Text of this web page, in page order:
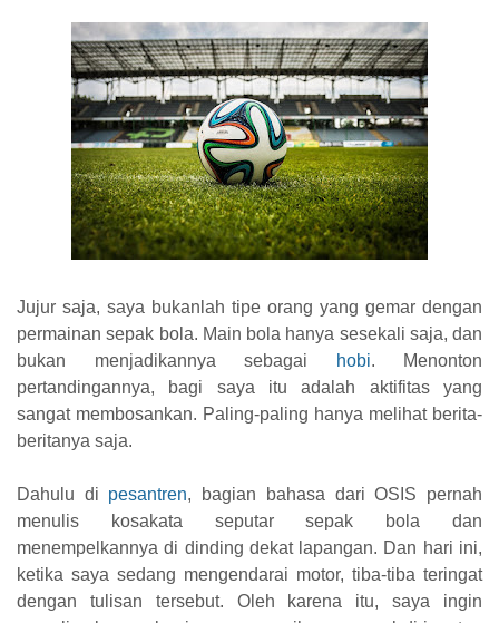
Jujur saja, saya bukanlah tipe orang yang gemar dengan
permainan sepak bola. Main bola hanya sesekali saja, dan
bukan menjadikannya sebagai
hobi. Menonton
pertandingannya, bagi saya itu adalah aktifitas yang
sangat membosankan. Paling-paling hanya melihat berita-
beritanya saja.
Dahulu di pesantren, bagian bahasa dari OSIS pernah
menulis kosakata seputar sepak bola dan
menempelkannya di dinding dekat lapangan. Dan hari ini,
ketika saya sedang mengendarai motor, tiba-tiba teringat
dengan tulisan tersebut. Oleh karena itu, saya ingin